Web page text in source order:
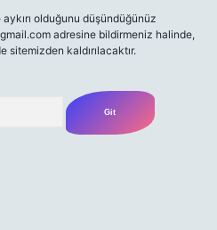
olduğunu düşündüğünüz
adresine bildirmeniz halinde,
kaldırılacaktır.